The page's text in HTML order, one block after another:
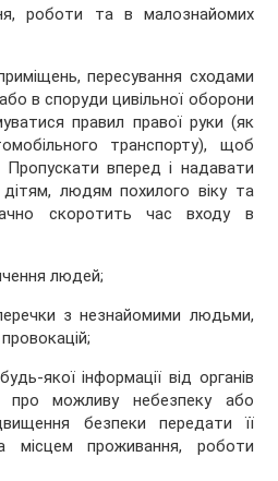
роботи та в малознайомих
пересування сходами
в споруди цивільної оборони
правил правої руки (як
транспорту), щоб
Пропускати вперед і надавати
людям похилого віку та
скоротить час входу в
людей;
з незнайомими людьми,
якої інформації від органів
про можливу небезпеку або
безпеки передати її
проживання, роботи